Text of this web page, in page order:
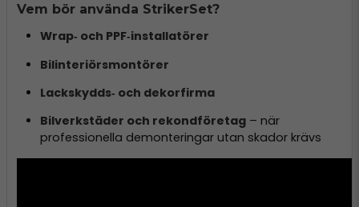
Vem bör använda StrikerSet?
Wrap‑ och PPF‑installatörer
Bilinteriörsmontörer
Lackskydds‑ och dekorfirma
Bilverkstäder och rekondföretag– när
professionella demonteringar utan skador krävs